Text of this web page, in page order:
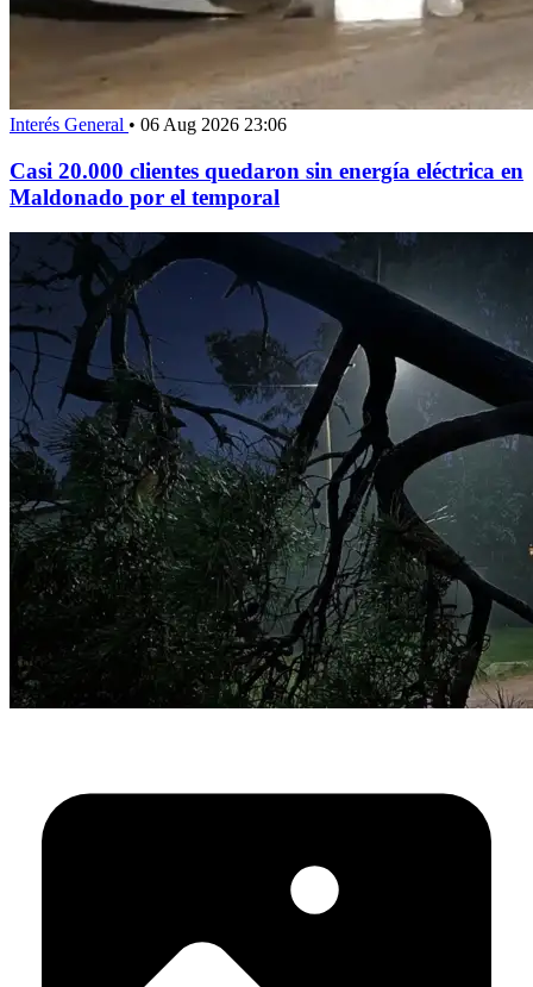
Interés General • 06 Aug 2026 23:06
Casi 20.000 clientes quedaron sin energía eléctrica en
Maldonado por el temporal